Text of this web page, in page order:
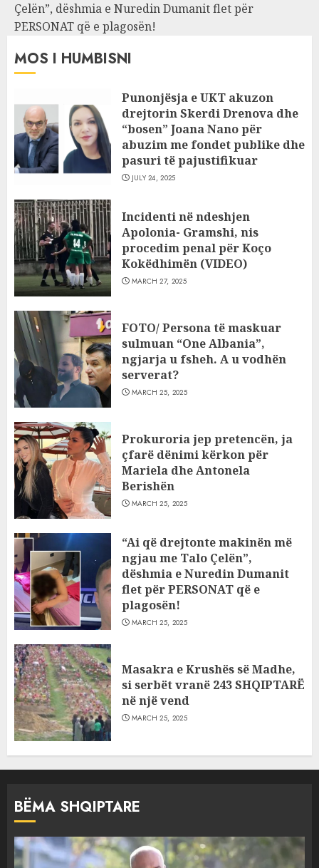
Çelën”, dëshmia e Nuredin Dumanit flet për
PERSONAT që e plagosën!
MOS I HUMBISNI
Punonjësja e UKT akuzon
drejtorin Skerdi Drenova dhe
“bosen” Joana Nano për
abuzim me fondet publike dhe
pasuri të pajustifikuar
JULY 24, 2025
Incidenti në ndeshjen
Apolonia- Gramshi, nis
procedim penal për Koço
Kokëdhimën (VIDEO)
MARCH 27, 2025
FOTO/ Persona të maskuar
sulmuan “One Albania”,
ngjarja u fsheh. A u vodhën
serverat?
MARCH 25, 2025
Prokuroria jep pretencën, ja
çfarë dënimi kërkon për
Mariela dhe Antonela
Berishën
MARCH 25, 2025
“Ai që drejtonte makinën më
ngjau me Talo Çelën”,
dëshmia e Nuredin Dumanit
flet për PERSONAT që e
plagosën!
MARCH 25, 2025
Masakra e Krushës së Madhe,
si serbët vranë 243 SHQIPTARË
në një vend
MARCH 25, 2025
BËMA SHQIPTARE